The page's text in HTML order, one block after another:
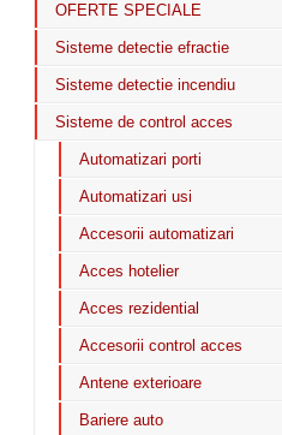
OFERTE SPECIALE
Sisteme detectie efractie
Sisteme detectie incendiu
Sisteme de control acces
Automatizari porti
Automatizari usi
Accesorii automatizari
Acces hotelier
Acces rezidential
Accesorii control acces
Antene exterioare
Bariere auto